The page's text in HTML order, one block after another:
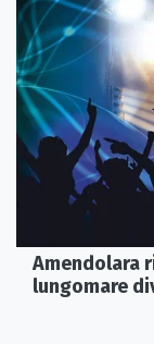
Amendolara
lungomare